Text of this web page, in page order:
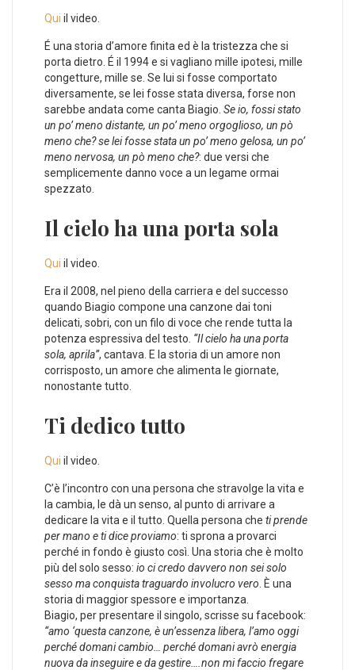
Qui il video.
É una storia d’amore finita ed è la tristezza che si
porta dietro. É il 1994 e si vagliano mille ipotesi, mille
congetture, mille se. Se lui si fosse comportato
diversamente, se lei fosse stata diversa, forse non
sarebbe andata come canta Biagio. Se io, fossi stato
un po’ meno distante, un po’ meno orgoglioso, un pò
meno che? se lei fosse stata un po’ meno gelosa, un po’
meno nervosa, un pò meno che?: due versi che
semplicemente danno voce a un legame ormai
spezzato.
Il cielo ha una porta sola
Qui il video.
Era il 2008, nel pieno della carriera e del successo
quando Biagio compone una canzone dai toni
delicati, sobri, con un filo di voce che rende tutta la
potenza espressiva del testo. “Il cielo ha una porta
sola, aprila”, cantava. E la storia di un amore non
corrisposto, un amore che alimenta le giornate,
nonostante tutto.
Ti dedico tutto
Qui il video.
C’è l’incontro con una persona che stravolge la vita e
la cambia, le dà un senso, al punto di arrivare a
dedicare la vita e il tutto. Quella persona che ti prende
per mano e ti dice proviamo: ti sprona a provarci
perché in fondo è giusto così. Una storia che è molto
più del solo sesso: io ci credo davvero non sei solo
sesso ma conquista traguardo involucro vero . È una
storia di maggior spessore e importanza.
Biagio, per presentare il singolo, scrisse su facebook:
“amo ‘questa canzone, è un’essenza libera, l’amo oggi
perché domani cambio… perché domani avrò energia
nuova da inseguire e da gestire….non mi faccio fregare